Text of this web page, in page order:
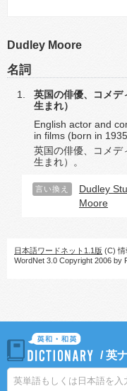
Dudley Moore
名詞
英国の俳優、コメデ
生まれ）
English actor and
in films (born in
英国の俳優、コメデ
生まれ）。
言い換え
Dudley
Moore
日本語ワードネット1.1版 (C) 情
WordNet 3.0 Copyright 2006 by
/英